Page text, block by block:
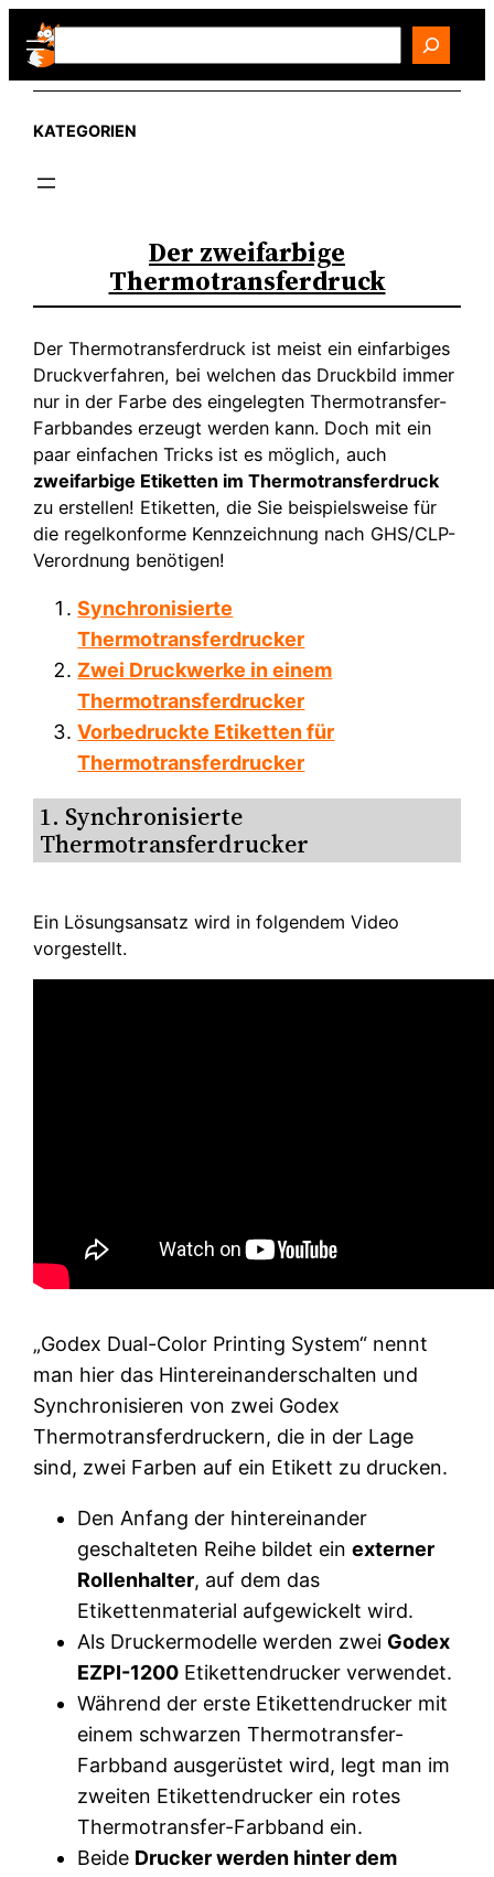
Zum
Inhalt
springen
Search
KATEGORIEN
Der zweifarbige
Thermotransferdruck
Der Thermotransferdruck ist meist ein einfarbiges
Druckverfahren, bei welchen das Druckbild immer
nur in der Farbe des eingelegten Thermotransfer-
Farbbandes erzeugt werden kann. Doch mit ein
paar einfachen Tricks ist es möglich, auch
zweifarbige Etiketten im Thermotransferdruck
zu erstellen! Etiketten, die Sie beispielsweise für
die regelkonforme Kennzeichnung nach GHS/CLP-
Verordnung benötigen!
Synchronisierte
Thermotransferdrucker
Zwei Druckwerke in einem
Thermotransferdrucker
Vorbedruckte Etiketten für
Thermotransferdrucker
1. Synchronisierte
Thermotransferdrucker
Ein Lösungsansatz wird in folgendem Video
vorgestellt.
„Godex Dual-Color Printing System“ nennt
man hier das Hintereinanderschalten und
Synchronisieren von zwei Godex
Thermotransferdruckern, die in der Lage
sind, zwei Farben auf ein Etikett zu drucken.
Den Anfang der hintereinander
geschalteten Reihe bildet einexterner
Rollenhalter, auf dem das
Etikettenmaterial aufgewickelt wird.
Als Druckermodelle werden zwei Godex
EZPI-1200 Etikettendrucker verwendet.
Während der erste Etikettendrucker mit
einem schwarzen Thermotransfer-
Farbband ausgerüstet wird, legt man im
zweiten Etikettendrucker ein rotes
Thermotransfer-Farbband ein.
Beide Drucker werden hinter dem